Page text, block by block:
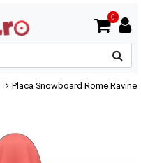
0
Placa Snowboard Rome Ravine